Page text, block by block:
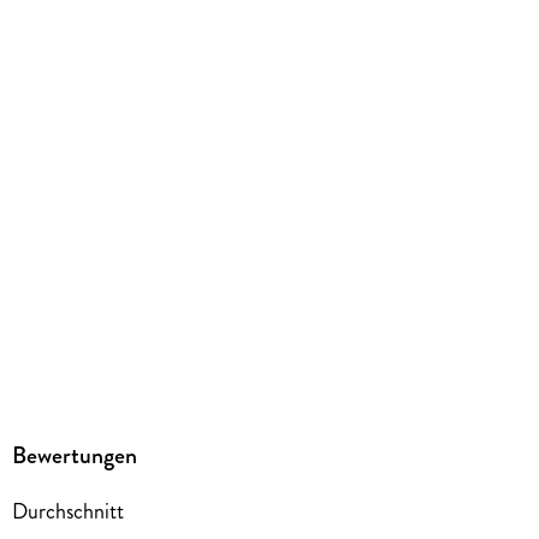
kontakt@altraverse.de
Bewertungen
Durchschnitt